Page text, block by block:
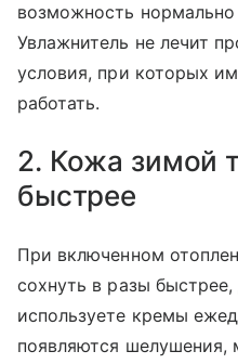
возможность нормально
Увлажнитель не лечит
условия, при которых
работать.
2. Кожа зимой
быстрее
При включенном
сохнуть в разы
используете кремы
появляются